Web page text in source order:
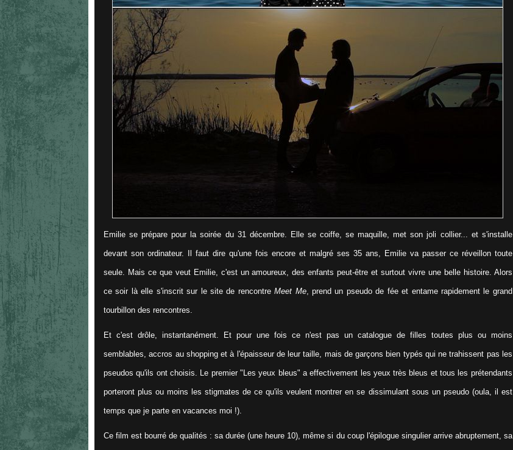
Emilie se prépare pour la soirée du 31 décembre. Elle se coiffe, se maquille, met son joli collier... et s'installe
devant son ordinateur. Il faut dire qu'une fois encore et malgré ses 35 ans, Emilie va passer ce réveillon toute
seule. Mais ce que veut Emilie, c'est un amoureux, des enfants peut-être et surtout vivre une belle histoire. Alors
ce soir là elle s'inscrit sur le site de rencontreMeet Me, prend un pseudo de fée et entame rapidement le grand
tourbillon des rencontres.
Et c'est drôle, instantanément. Et pour une fois ce n'est pas un catalogue de filles toutes plus ou moins
semblables, accros au shopping et à l'épaisseur de leur taille, mais de garçons bien typés qui ne trahissent pas les
pseudos qu'ils ont choisis. Le premier "Les yeux bleus" a effectivement les yeux très bleus et tous les prétendants
porteront plus ou moins les stigmates de ce qu'ils veulent montrer en se dissimulant sous un pseudo (oula, il est
temps que je parte en vacances moi !).
Ce film est bourré de qualités : sa durée (une heure 10), même si du coup l'épilogue singulier arrive abruptement, sa